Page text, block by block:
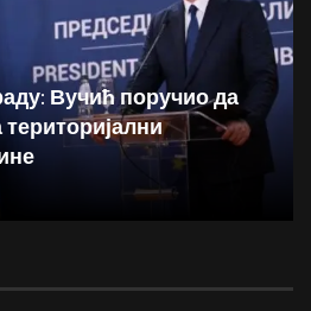
Вучић поручио да